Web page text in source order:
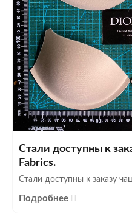
Стали доступны к
Fabrics.
Стали доступны к заказу
Подробнее